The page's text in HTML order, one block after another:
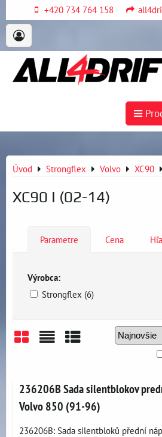
+420 734 764 158
Úvod Strongflex Volvo XC90
XC90 I (02-14)
Parametre Cena
Výrobca:
Strongflex (6)
236206B Sada silentblokov
Volvo 850 (91-96)
236206B: Sada silentbloků přední